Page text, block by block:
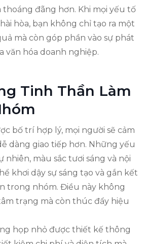
thoáng đãng hơn. Khi mọi yếu tố
hòa, bạn không chỉ tạo ra một
mà còn góp phần vào sự phát
văn hóa doanh nghiệp.
Tinh Thần Làm
bố trí hợp lý, mọi người sẽ cảm
dàng giao tiếp hơn. Những yếu
nhiên, màu sắc tươi sáng và nội
khơi dậy sự sáng tạo và gắn kết
trong nhóm. Điều này không
trạng mà còn thúc đẩy hiệu
họp nhỏ được thiết kế thông